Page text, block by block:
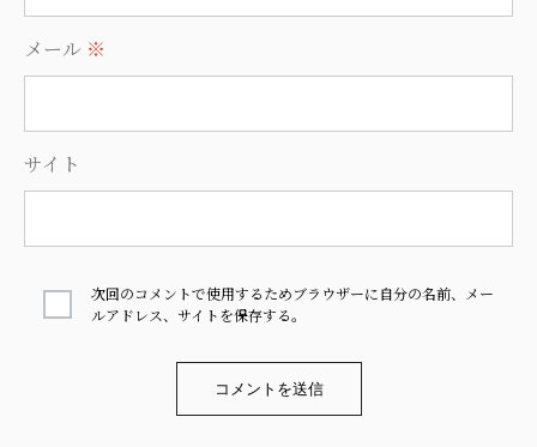
メール ※
サイト
次回のコメントで使用するためブラウザーに自分の名前、メー
ルアドレス、サイトを保存する。